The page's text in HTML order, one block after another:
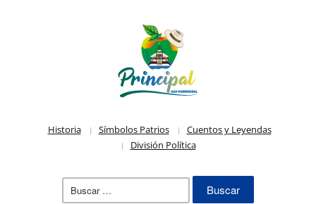
Historia Símbolos Patrios
Cuentos y Leyendas
División Política
Buscar: